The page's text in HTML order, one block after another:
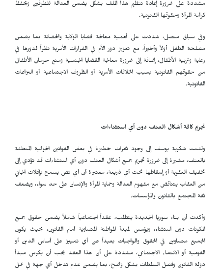
مشددة على ضرورة إعادة تنظيم هذا الملف بشكل يضمن العدالة للطرفين ويحفظ
كرامة المرأة وحقوقها القانونية.
وفي سياق متصل، شددت على أهمية معالجة قضايا الولاية والحضانة بما يضمن
مصلحة الطفل أولاً وأخيراً، مع تعزيز دور الأم في القرارات الأسرية نظراً لدورها في
رعاية وتربية الأطفال، إضافة إلى ضرورة معالجة القضايا الجنسية ومنع حرمان الأطفال
من حقوقهم القانونية بسبب الخلافات الأسرية أو الظروف الاجتماعية أو النزاعات
القانونية.
تجريم كافة أشكال العنف دون أي استثناءات
ولفتت شكرية يوسف إلى وجود ثغرات خطيرة في بعض القوانين الجزائية المتعلقة
بالعنف، مشيرة إلى ضرورة تجريم جميع أشكال العنف دون أي استثناءات قد تؤدي إلى
تخفيف العقوبة أو إسقاطها تحت أي ذريعة، معتبرة أن أي نص يسمح بإفلات الجاني
من العقاب يتناقض مع مفهوم العدالة وحماية المرأة والإنسان على حد سواء، ويضعف
ثقة المجتمع بالقانون والمؤسسات.
وأكدت أن بناء سوريا الجديدة يتطلب، عقداً اجتماعياً شاملاً يضمن حقوق جميع
المكونات دون استثناء، ويؤسس لمبدأ المواطنة المتساوية أمام القانون، بحيث يكون
الجميع متساوين في الحقوق والواجبات بعيداً عن أي تمييز على أساس الدين أو
القومية أو الانتماء الاجتماعي، مشددة على أن هذا العقد يجب أن يكرس مبدأ
دولة القانون وفصل السلطات بشكل واضح، بما يضمن عدم تدخل أي جهة في عمل